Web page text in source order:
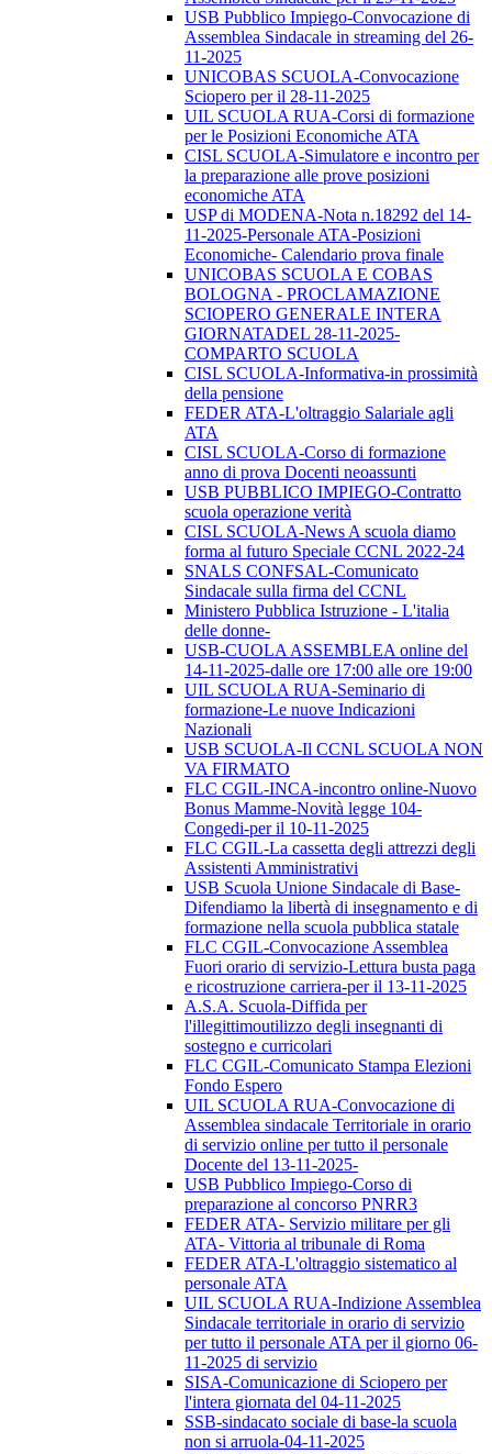
USB Pubblico Impiego-Convocazione di
Assemblea Sindacale in streaming del 26-
11-2025
UNICOBAS SCUOLA-Convocazione
Sciopero per il 28-11-2025
UIL SCUOLA RUA-Corsi di formazione
per le Posizioni Economiche ATA
CISL SCUOLA-Simulatore e incontro per
la preparazione alle prove posizioni
economiche ATA
USP di MODENA-Nota n.18292 del 14-
11-2025-Personale ATA-Posizioni
Economiche- Calendario prova finale
UNICOBAS SCUOLA E COBAS
BOLOGNA - PROCLAMAZIONE
SCIOPERO GENERALE INTERA
GIORNATADEL 28-11-2025-
COMPARTO SCUOLA
CISL SCUOLA-Informativa-in prossimità
della pensione
FEDER ATA-L'oltraggio Salariale agli
ATA
CISL SCUOLA-Corso di formazione
anno di prova Docenti neoassunti
USB PUBBLICO IMPIEGO-Contratto
scuola operazione verità
CISL SCUOLA-News A scuola diamo
forma al futuro Speciale CCNL 2022-24
SNALS CONFSAL-Comunicato
Sindacale sulla firma del CCNL
Ministero Pubblica Istruzione - L'italia
delle donne-
USB-CUOLA ASSEMBLEA online del
14-11-2025-dalle ore 17:00 alle ore 19:00
UIL SCUOLA RUA-Seminario di
formazione-Le nuove Indicazioni
Nazionali
USB SCUOLA-Il CCNL SCUOLA NON
VA FIRMATO
FLC CGIL-INCA-incontro online-Nuovo
Bonus Mamme-Novità legge 104-
Congedi-per il 10-11-2025
FLC CGIL-La cassetta degli attrezzi degli
Assistenti Amministrativi
USB Scuola Unione Sindacale di Base-
Difendiamo la libertà di insegnamento e di
formazione nella scuola pubblica statale
FLC CGIL-Convocazione Assemblea
Fuori orario di servizio-Lettura busta paga
e ricostruzione carriera-per il 13-11-2025
A.S.A. Scuola-Diffida per
l'illegittimoutilizzo degli insegnanti di
sostegno e curricolari
FLC CGIL-Comunicato Stampa Elezioni
Fondo Espero
UIL SCUOLA RUA-Convocazione di
Assemblea sindacale Territoriale in orario
di servizio online per tutto il personale
Docente del 13-11-2025-
USB Pubblico Impiego-Corso di
preparazione al concorso PNRR3
FEDER ATA- Servizio militare per gli
ATA- Vittoria al tribunale di Roma
FEDER ATA-L'oltraggio sistematico al
personale ATA
UIL SCUOLA RUA-Indizione Assemblea
Sindacale territoriale in orario di servizio
per tutto il personale ATA per il giorno 06-
11-2025 di servizio
SISA-Comunicazione di Sciopero per
l'intera giornata del 04-11-2025
SSB-sindacato sociale di base-la scuola
non si arruola-04-11-2025